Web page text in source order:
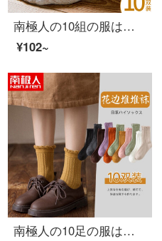
南極人の10組の服は夏にネットの目に着いて空気を通す女性の靴下の96%の綿と秋冬の柔らかい空気を通すソックスの女性の船足の靴下の平行棒のキャンパスの風日はins潮を結びます。
¥102~
南極人の10足の服は優しくてつぼみの秋冬の女性の靴下のストッキングの長い靴下の女性のレースの山の靴下の女性の中で靴下の女性の湿っている運動する靴下の女性の編み物の日は復古する潮を結びます